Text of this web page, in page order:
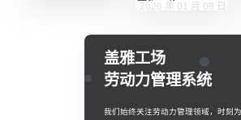
2026 年 01 月 08 日
盖雅工场
劳动力管理系统
我们始终关注劳动力管理领域，时刻